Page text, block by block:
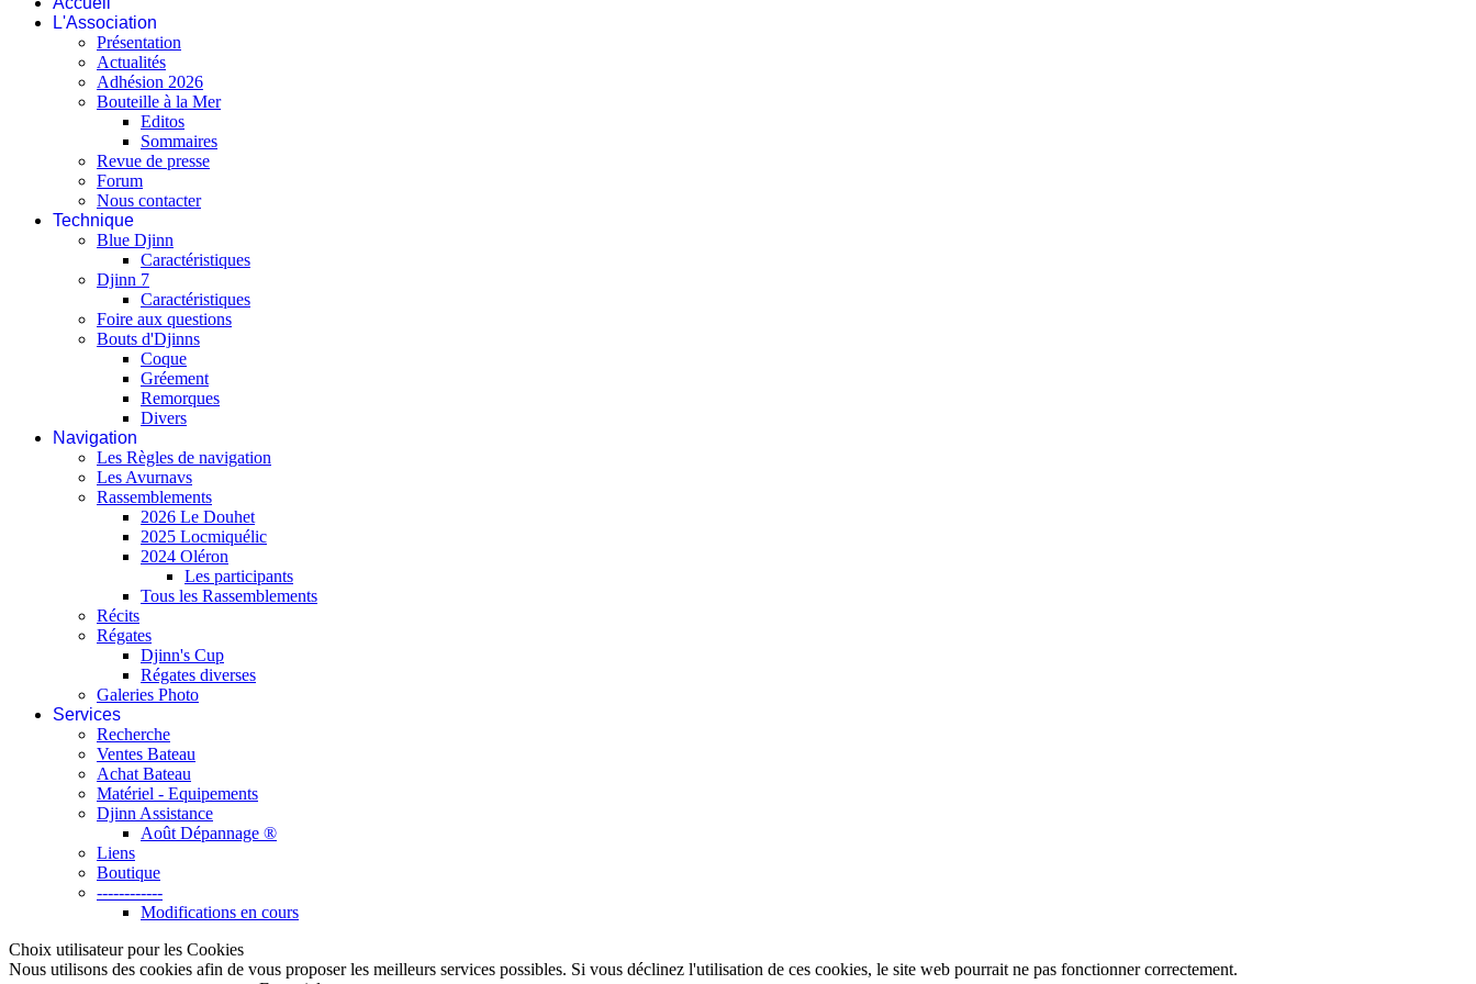
L'Association
Présentation
Actualités
Adhésion 2026
Bouteille à la Mer
Editos
Sommaires
Revue de presse
Forum
Nous contacter
Technique
Blue Djinn
Caractéristiques
Djinn 7
Caractéristiques
Foire aux questions
Bouts d'Djinns
Coque
Gréement
Remorques
Divers
Navigation
Les Règles de navigation
Les Avurnavs
Rassemblements
2026 Le Douhet
2025 Locmiquélic
2024 Oléron
Les participants
Tous les Rassemblements
Récits
Régates
Djinn's Cup
Régates diverses
Galeries Photo
Services
Recherche
Ventes Bateau
Achat Bateau
Matériel - Equipements
Djinn Assistance
Août Dépannage ®
Liens
Boutique
------------
Modifications en cours
Choix utilisateur pour les Cookies
Nous utilisons des cookies afin de vous proposer les meilleurs services possibles. Si vous déclinez l'utilisation de ces cookies, le site web pourrait ne pas fonctionner correctement.